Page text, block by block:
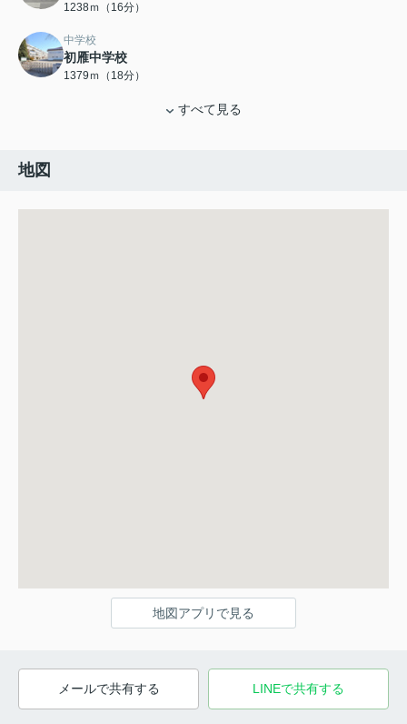
1238ｍ（16分）
中学校
初雁中学校
1379ｍ（18分）
すべて見る
地図
地図アプリで見る
メールで共有する LINEで共有する